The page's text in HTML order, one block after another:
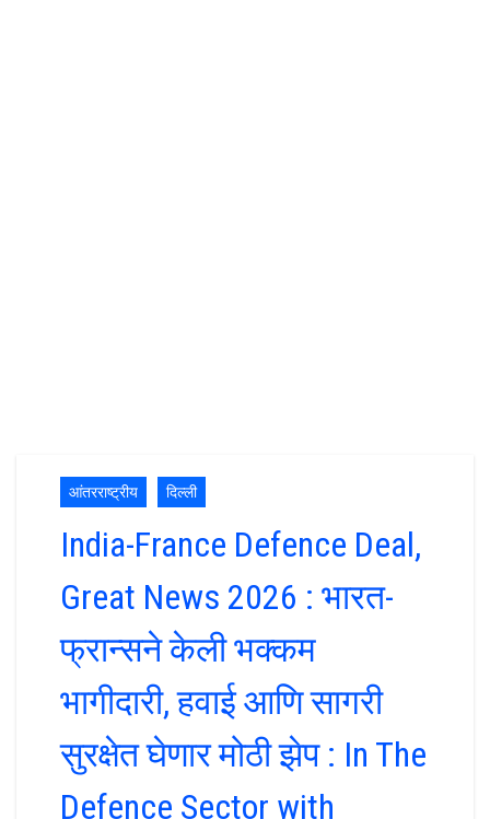
आंतरराष्ट्रीय दिल्ली
India-France Defence Deal,
Great News 2026 : भारत-
फ्रान्सने केली भक्कम
भागीदारी, हवाई आणि सागरी
सुरक्षेत घेणार मोठी झेप : In The
Defence Sector with